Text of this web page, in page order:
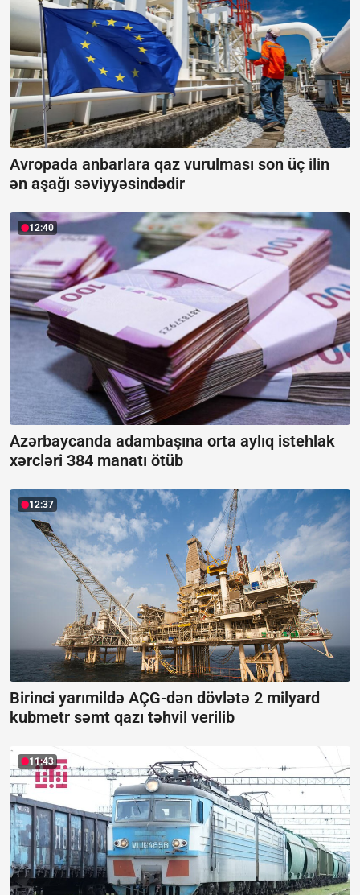
Avropada anbarlara qaz vurulması son üç ilin
ən aşağı səviyyəsindədir
12:40
Azərbaycanda adambaşına orta aylıq istehlak
xərcləri 384 manatı ötüb
12:37
Birinci yarımildə AÇG-dən dövlətə 2 milyard
kubmetr səmt qazı təhvil verilib
11:43